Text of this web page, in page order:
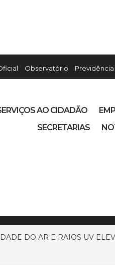
Observatório
AO CIDADÃO
SECRETARIAS
DO AR E RAIOS UV